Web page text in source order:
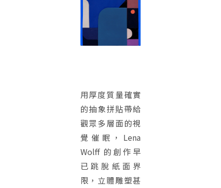
用厚度質量確實
的抽象拼貼帶給
觀眾多層面的視
覺催眠，Lena
Wolff 的創作早
已跳脫紙面界
限，立體雕塑甚